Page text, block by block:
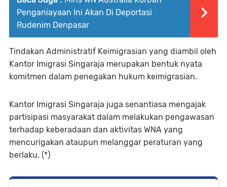
Penganiayaan Ini Akan Di Deportasi
Rudenim Denpasar
Tindakan Administratif Keimigrasian yang diambil oleh
Kantor Imigrasi Singaraja merupakan bentuk nyata
komitmen dalam penegakan hukum keimigrasian.
Kantor Imigrasi Singaraja juga senantiasa mengajak
partisipasi masyarakat dalam melakukan pengawasan
terhadap keberadaan dan aktivitas WNA yang
mencurigakan ataupun melanggar peraturan yang
berlaku. (*)